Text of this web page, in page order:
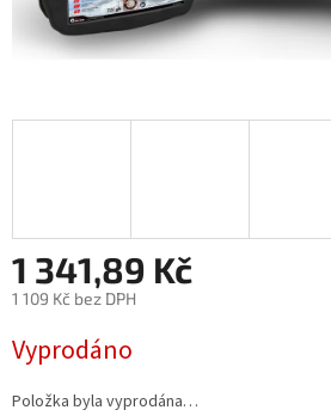
1 341,89 Kč
1 109 Kč bez DPH
cena:
Vyprodáno
Položka byla vyprodána…